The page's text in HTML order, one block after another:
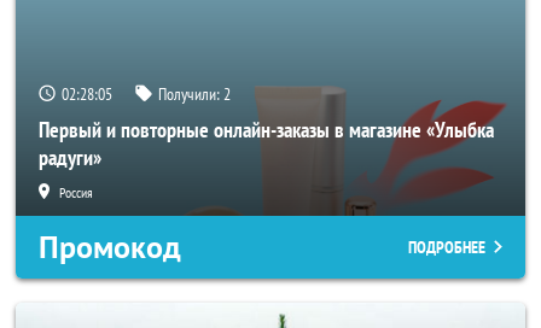
02:28:04 Получили:2
Первый и повторные онлайн-заказы в магазине «Улыбка
радуги»
Россия
Промокод ПОДРОБНЕЕ